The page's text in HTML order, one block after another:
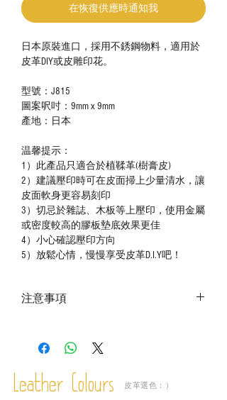
在恢復供應時通知我
日本原裝進口，採用不銹鋼物料，適用於
皮革DIY或皮雕印花。
型號：J815
圖案呎吋：9mm x 9mm
產地：日本
温馨提示：
1）此產品只適合於植鞣革(樹膏皮)
2）建議壓印時可在皮面掃上少量清水，讓
皮面軟身更容易刻印
3）切忌於雜誌、木板等上壓印，使用金屬
或密度較高的膠板墊底效果更佳
4）小心確認壓印方向
5）放鬆心情，慢慢享受皮革D.I.Y吧！
注意事項
－ 此產品含有細小配件、尖銳物件，恕不
必須由成年人陪同下使用並應小心處理。
Leather Colours 皮革選色：）